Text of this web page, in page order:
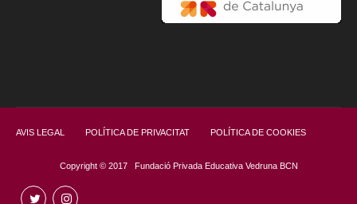
AVIS LEGAL POLÍTICA DE PRIVACITAT POLÍTICA DE COOKIES
Copyright © 2017 Fundació Privada Educativa Vedruna BCN